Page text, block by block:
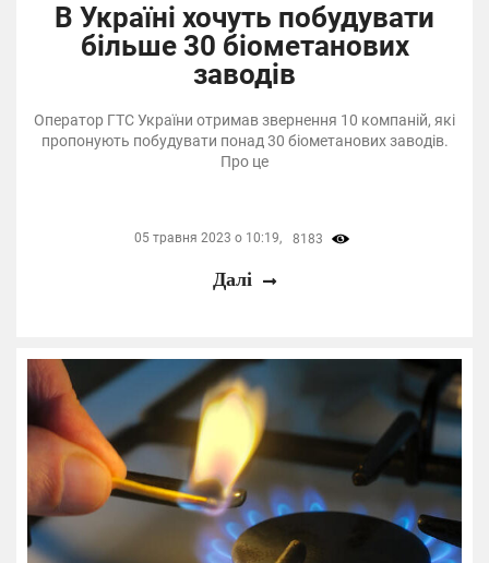
В Україні хочуть побудувати
більше 30 біометанових
заводів
Оператор ГТС України отримав звернення 10 компаній, які
пропонують побудувати понад 30 біометанових заводів.
Про це
05 травня 2023 о 10:19, 8183
Далі